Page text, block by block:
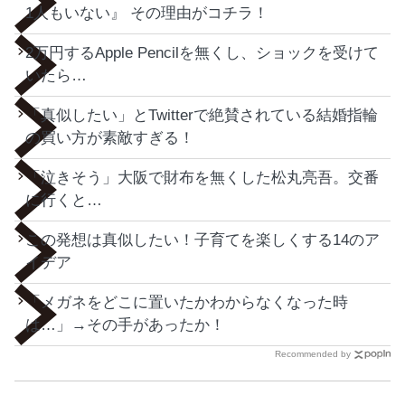
1人もいない』 その理由がコチラ！
2万円するApple Pencilを無くし、ショックを受けて
いたら…
「真似したい」とTwitterで絶賛されている結婚指輪
の買い方が素敵すぎる！
「泣きそう」大阪で財布を無くした松丸亮吾。交番
に行くと…
この発想は真似したい！子育てを楽しくする14のア
イデア
「メガネをどこに置いたかわからなくなった時
は…」→その手があったか！
Recommended by